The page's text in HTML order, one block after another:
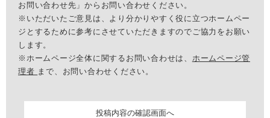
お問い合わせ先」からお問い合わせください。
※いただいたご意見は、より分かりやすく役に立つホームペー
ジとするために参考にさせていただきますのでご協力をお願い
します。
※ホームページ全体に関するお問い合わせは、 ホームページ管
理者 まで、お問い合わせください。